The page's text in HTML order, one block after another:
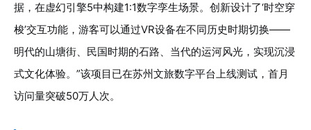
据，在虚幻引擎5中构建1:1数字孪生场景。创新设计了‘时空穿
梭’交互功能，游客可以通过VR设备在不同历史时期切换——
明代的山塘街、民国时期的石路、当代的运河风光，实现沉浸
式文化体验。”该项目已在苏州文旅数字平台上线测试，首月
访问量突破50万人次。